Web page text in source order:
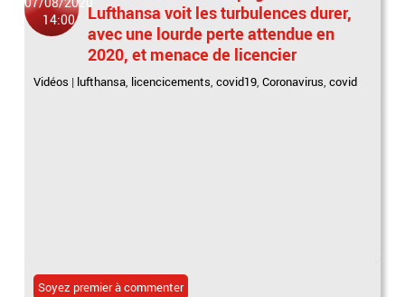
14:00
Lufthansa voit les turbulences durer,
avec une lourde perte attendue en
2020, et menace de licencier
Vidéos | lufthansa, licencicements,covid19,Coronavirus,covid
Soyez premier à commenter